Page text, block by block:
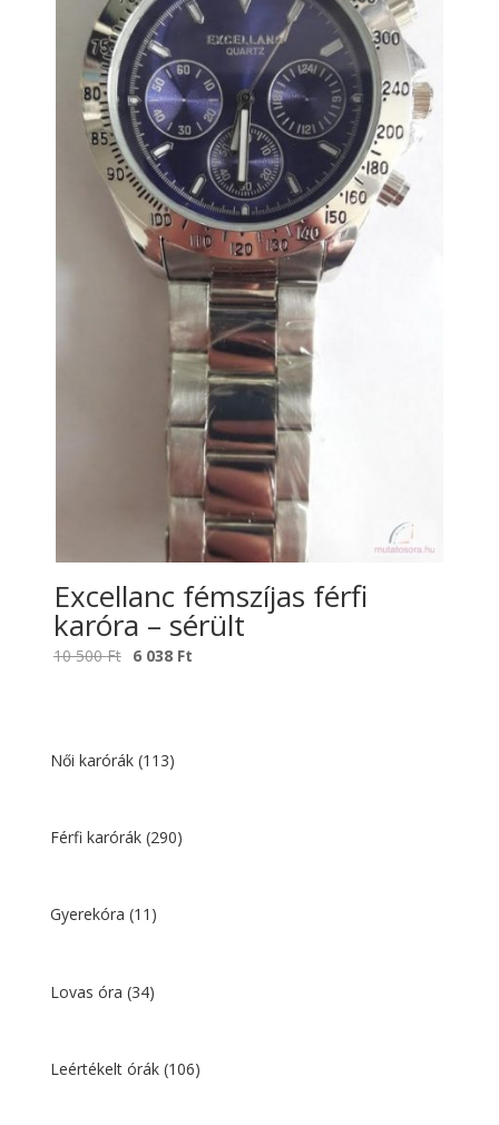
Excellanc fémszíjas férfi
karóra – sérült
10 500Ft Original
500 Ft.
6 038 Ft
Női karórák (113)
Férfi karórák (290)
Gyerekóra (11)
Lovas óra (34)
Leértékelt órák (106)